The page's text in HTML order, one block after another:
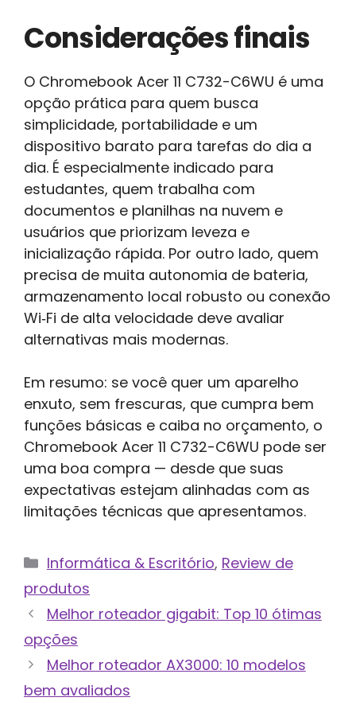
Considerações finais
O Chromebook Acer 11 C732-C6WU é uma
opção prática para quem busca
simplicidade, portabilidade e um
dispositivo barato para tarefas do dia a
dia. É especialmente indicado para
estudantes, quem trabalha com
documentos e planilhas na nuvem e
usuários que priorizam leveza e
inicialização rápida. Por outro lado, quem
precisa de muita autonomia de bateria,
armazenamento local robusto ou conexão
Wi‑Fi de alta velocidade deve avaliar
alternativas mais modernas.
Em resumo: se você quer um aparelho
enxuto, sem frescuras, que cumpra bem
funções básicas e caiba no orçamento, o
Chromebook Acer 11 C732-C6WU pode ser
uma boa compra — desde que suas
expectativas estejam alinhadas com as
limitações técnicas que apresentamos.
Categorias
Informática & Escritório, Review de
produtos
Melhor roteador gigabit: Top 10 ótimas
opções
Melhor roteador AX3000: 10 modelos
bem avaliados